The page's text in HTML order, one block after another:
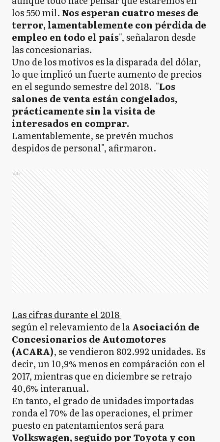
los 550 mil. Nos esperan cuatro meses de
terror, lamentablemente con pérdida de
empleo en todo el país", señalaron desde
las concesionarias.
Uno de los motivos es la disparada del dólar,
lo que implicó un fuerte aumento de precios
en el segundo semestre del 2018. "Los
salones de venta están congelados,
prácticamente sin la visita de
interesados en comprar.
Lamentablemente, se prevén muchos
despidos de personal", afirmaron.
Ads
Las cifras durante el 2018
según el relevamiento de laAsociación de
Concesionarios de Automotores
(ACARA), se vendieron 802.992 unidades. Es
decir, un 10,9% menos en compáración con el
2017, mientras que en diciembre se retrajo
40,6% interanual.
En tanto, el grado de unidades importadas
ronda el 70% de las operaciones, el primer
puesto en patentamientos será para
Volkswagen, seguido por Toyota y con